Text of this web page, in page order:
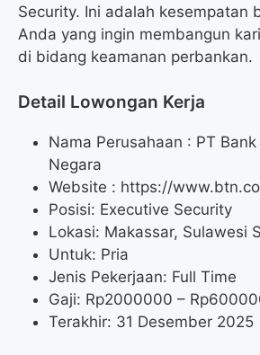
Security. Ini adalah kesempatan
Anda yang ingin membangun
di bidang keamanan perbankan.
Detail Lowongan Kerja
Nama Perusahaan : PT
Negara
Website : https://
Posisi: Executive Security
Lokasi: Makassar, Sulawesi
Untuk: Pria
Jenis Pekerjaan: Full Time
Gaji: Rp2000000 – Rp
Terakhir: 31 Desember 2025